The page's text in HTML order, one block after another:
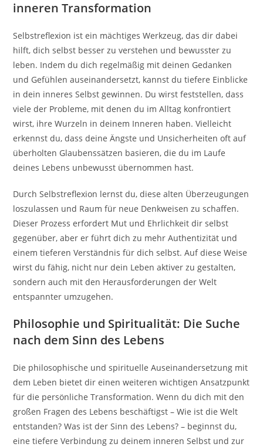
inneren Transformation
Selbstreflexion ist ein mächtiges Werkzeug, das dir dabei
hilft, dich selbst besser zu verstehen und bewusster zu
leben. Indem du dich regelmäßig mit deinen Gedanken
und Gefühlen auseinandersetzt, kannst du tiefere Einblicke
in dein inneres Selbst gewinnen. Du wirst feststellen, dass
viele der Probleme, mit denen du im Alltag konfrontiert
wirst, ihre Wurzeln in deinem Inneren haben. Vielleicht
erkennst du, dass deine Ängste und Unsicherheiten oft auf
überholten Glaubenssätzen basieren, die du im Laufe
deines Lebens unbewusst übernommen hast.
Durch Selbstreflexion lernst du, diese alten Überzeugungen
loszulassen und Raum für neue Denkweisen zu schaffen.
Dieser Prozess erfordert Mut und Ehrlichkeit dir selbst
gegenüber, aber er führt dich zu mehr Authentizität und
einem tieferen Verständnis für dich selbst. Auf diese Weise
wirst du fähig, nicht nur dein Leben aktiver zu gestalten,
sondern auch mit den Herausforderungen der Welt
entspannter umzugehen.
Philosophie und Spiritualität: Die Suche
nach dem Sinn des Lebens
Die philosophische und spirituelle Auseinandersetzung mit
dem Leben bietet dir einen weiteren wichtigen Ansatzpunkt
für die persönliche Transformation. Wenn du dich mit den
großen Fragen des Lebens beschäftigst – Wie ist die Welt
entstanden? Was ist der Sinn des Lebens? – beginnst du,
eine tiefere Verbindung zu deinem inneren Selbst und zur